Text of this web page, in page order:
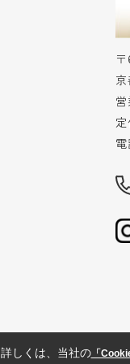
詳しくは、当社の「